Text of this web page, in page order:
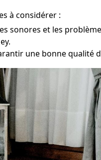
à considérer :
sonores et les
une bonne qualité